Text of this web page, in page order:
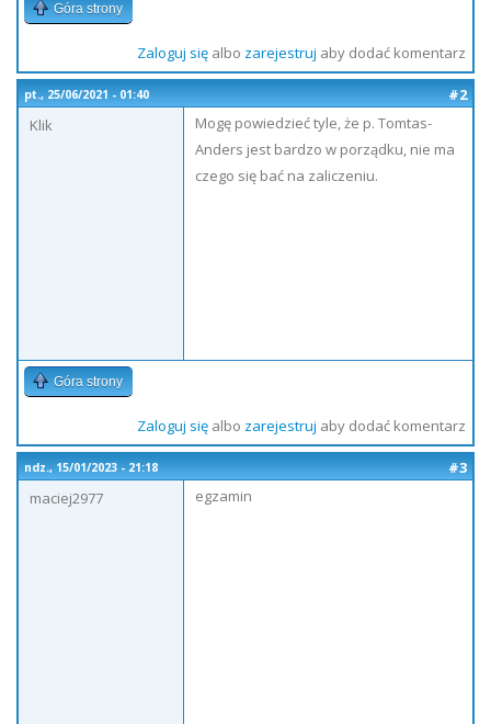
Góra strony
Zaloguj sięalbo zarejestruj aby dodać komentarz
pt., 25/06/2021 - 01:40
#2
Klik
Mogę powiedzieć tyle, że p. Tomtas-
Anders jest bardzo w porządku, nie ma
czego się bać na zaliczeniu.
Góra strony
Zaloguj sięalbo zarejestruj aby dodać komentarz
ndz., 15/01/2023 - 21:18
#3
maciej2977
egzamin